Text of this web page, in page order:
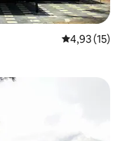
Gemiddelde
4,93 (15)